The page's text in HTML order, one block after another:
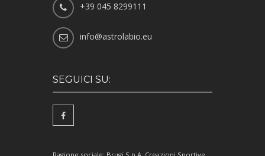
+39 045 8299111
info@astrolabio.eu
SEGUICI SU: